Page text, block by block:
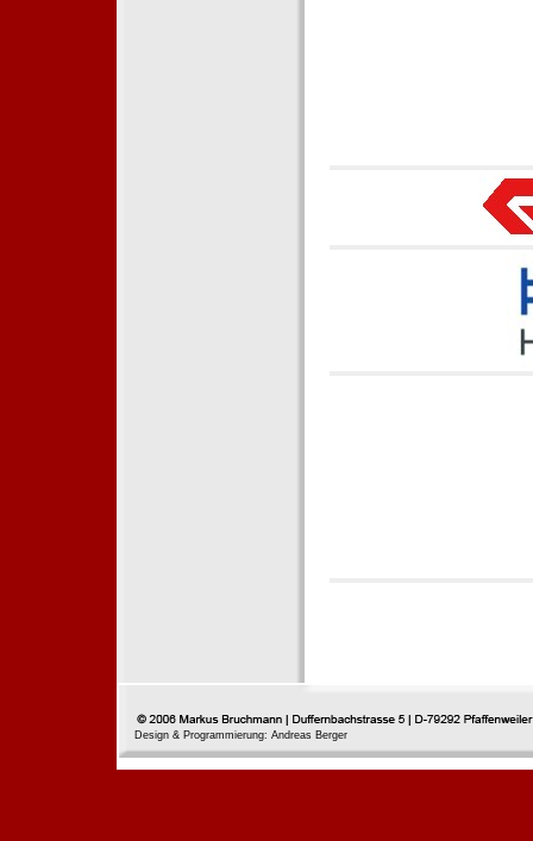
Design & Programmierung: Andreas Berger